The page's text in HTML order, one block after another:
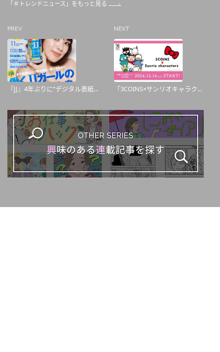
「＃トレンドニュース」をもっと見る
PREV
『JJ』4年ぶりに“デジタル表紙...
NEXT
「3COINS×サンリオキャラク...